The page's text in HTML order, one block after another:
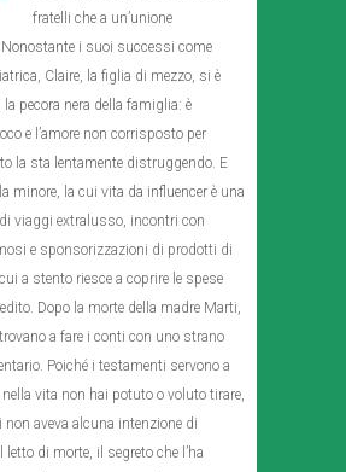
fratelli che a un’unione
i suoi successi come
Claire, la figlia di mezzo, si è
pecora nera della famiglia: è
e l’amore non corrisposto per
la sta lentamente distruggendo. E
la minore, la cui vita da influencer è una
viaggi extralusso, incontri con
e sponsorizzazioni di prodotti di
a stento riesce a coprire le spese
Dopo la morte della madre Marti,
a fare i conti con uno strano
Poiché i testamenti servono a
nella vita non hai potuto o voluto tirare,
non aveva alcuna intenzione di
di morte, il segreto che l’ha